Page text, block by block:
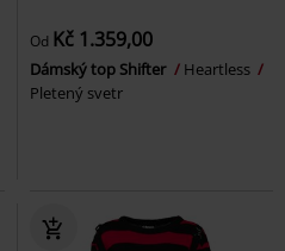
Od Kč 1.359,00
Dámský top Shifter
Heartless
Pletený svetr